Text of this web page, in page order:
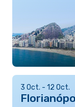
3 Oct. - 12 Oct.